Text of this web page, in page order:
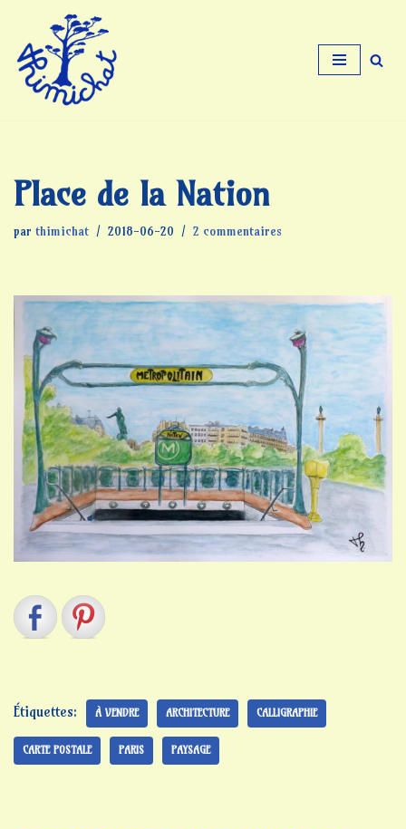
Aller
au
contenu
Place de la Nation
par thimichat 2018-06-20 2 commentaires
Étiquettes: À VENDRE ARCHITECTURE CALLIGRAPHIE
CARTE POSTALE PARIS PAYSAGE